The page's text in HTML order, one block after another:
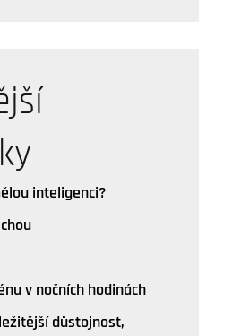
inteligenci?
v nočních hodinách
důstojnost,